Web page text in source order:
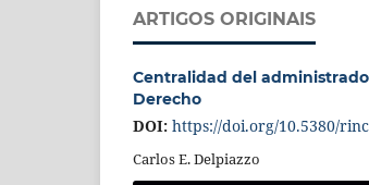
ARTIGOS ORIGINAIS
Centralidad del
Derecho
DOI: https://doi.org/10.5380/
Carlos E. Delpiazzo